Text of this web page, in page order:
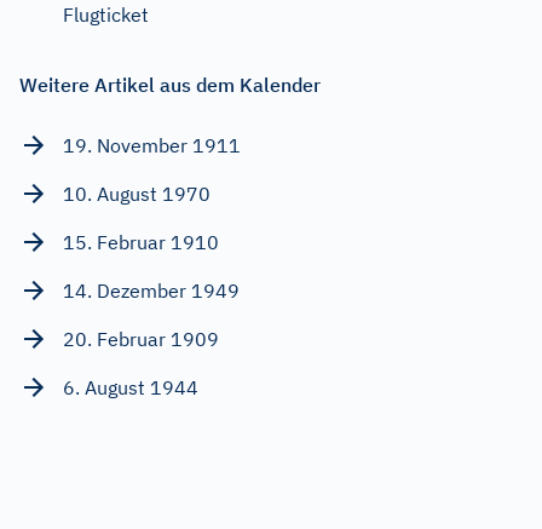
Flugticket
Weitere Artikel aus dem Kalender
19. November 1911
10. August 1970
15. Februar 1910
14. Dezember 1949
20. Februar 1909
6. August 1944